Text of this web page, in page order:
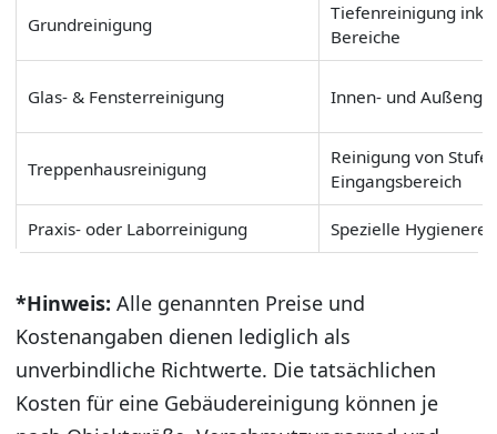
Grundreinigung
Tiefenreinigung
Bereiche
Glas- & Fensterreinigung Innen- und
Treppenhausreinigung
Reinigung von
Eingangsbereich
Praxis- oder Laborreinigung Spezielle
*Hinweis: Alle genannten Preise und
Kostenangaben dienen lediglich als
unverbindliche Richtwerte. Die tatsächlichen
Kosten für eine Gebäudereinigung können je